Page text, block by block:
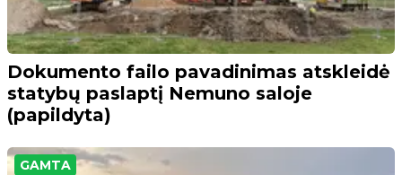
Dokumento failo pavadinimas atskleidė
statybų paslaptį Nemuno saloje
(papildyta)
GAMTA